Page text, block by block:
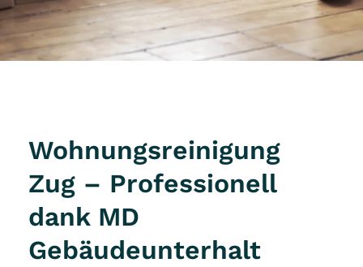
Wohnungsreinigung
Zug – Professionell
dank MD
Gebäudeunterhalt